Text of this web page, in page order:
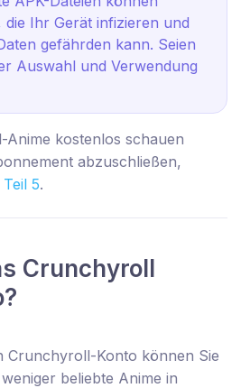
Ihr Gerät infizieren und
gefährden kann. Seien
Auswahl und Verwendung
kostenlos schauen
abzuschließen,
Teil 5.
Crunchyroll
Crunchyroll-Konto können Sie
beliebte Anime in